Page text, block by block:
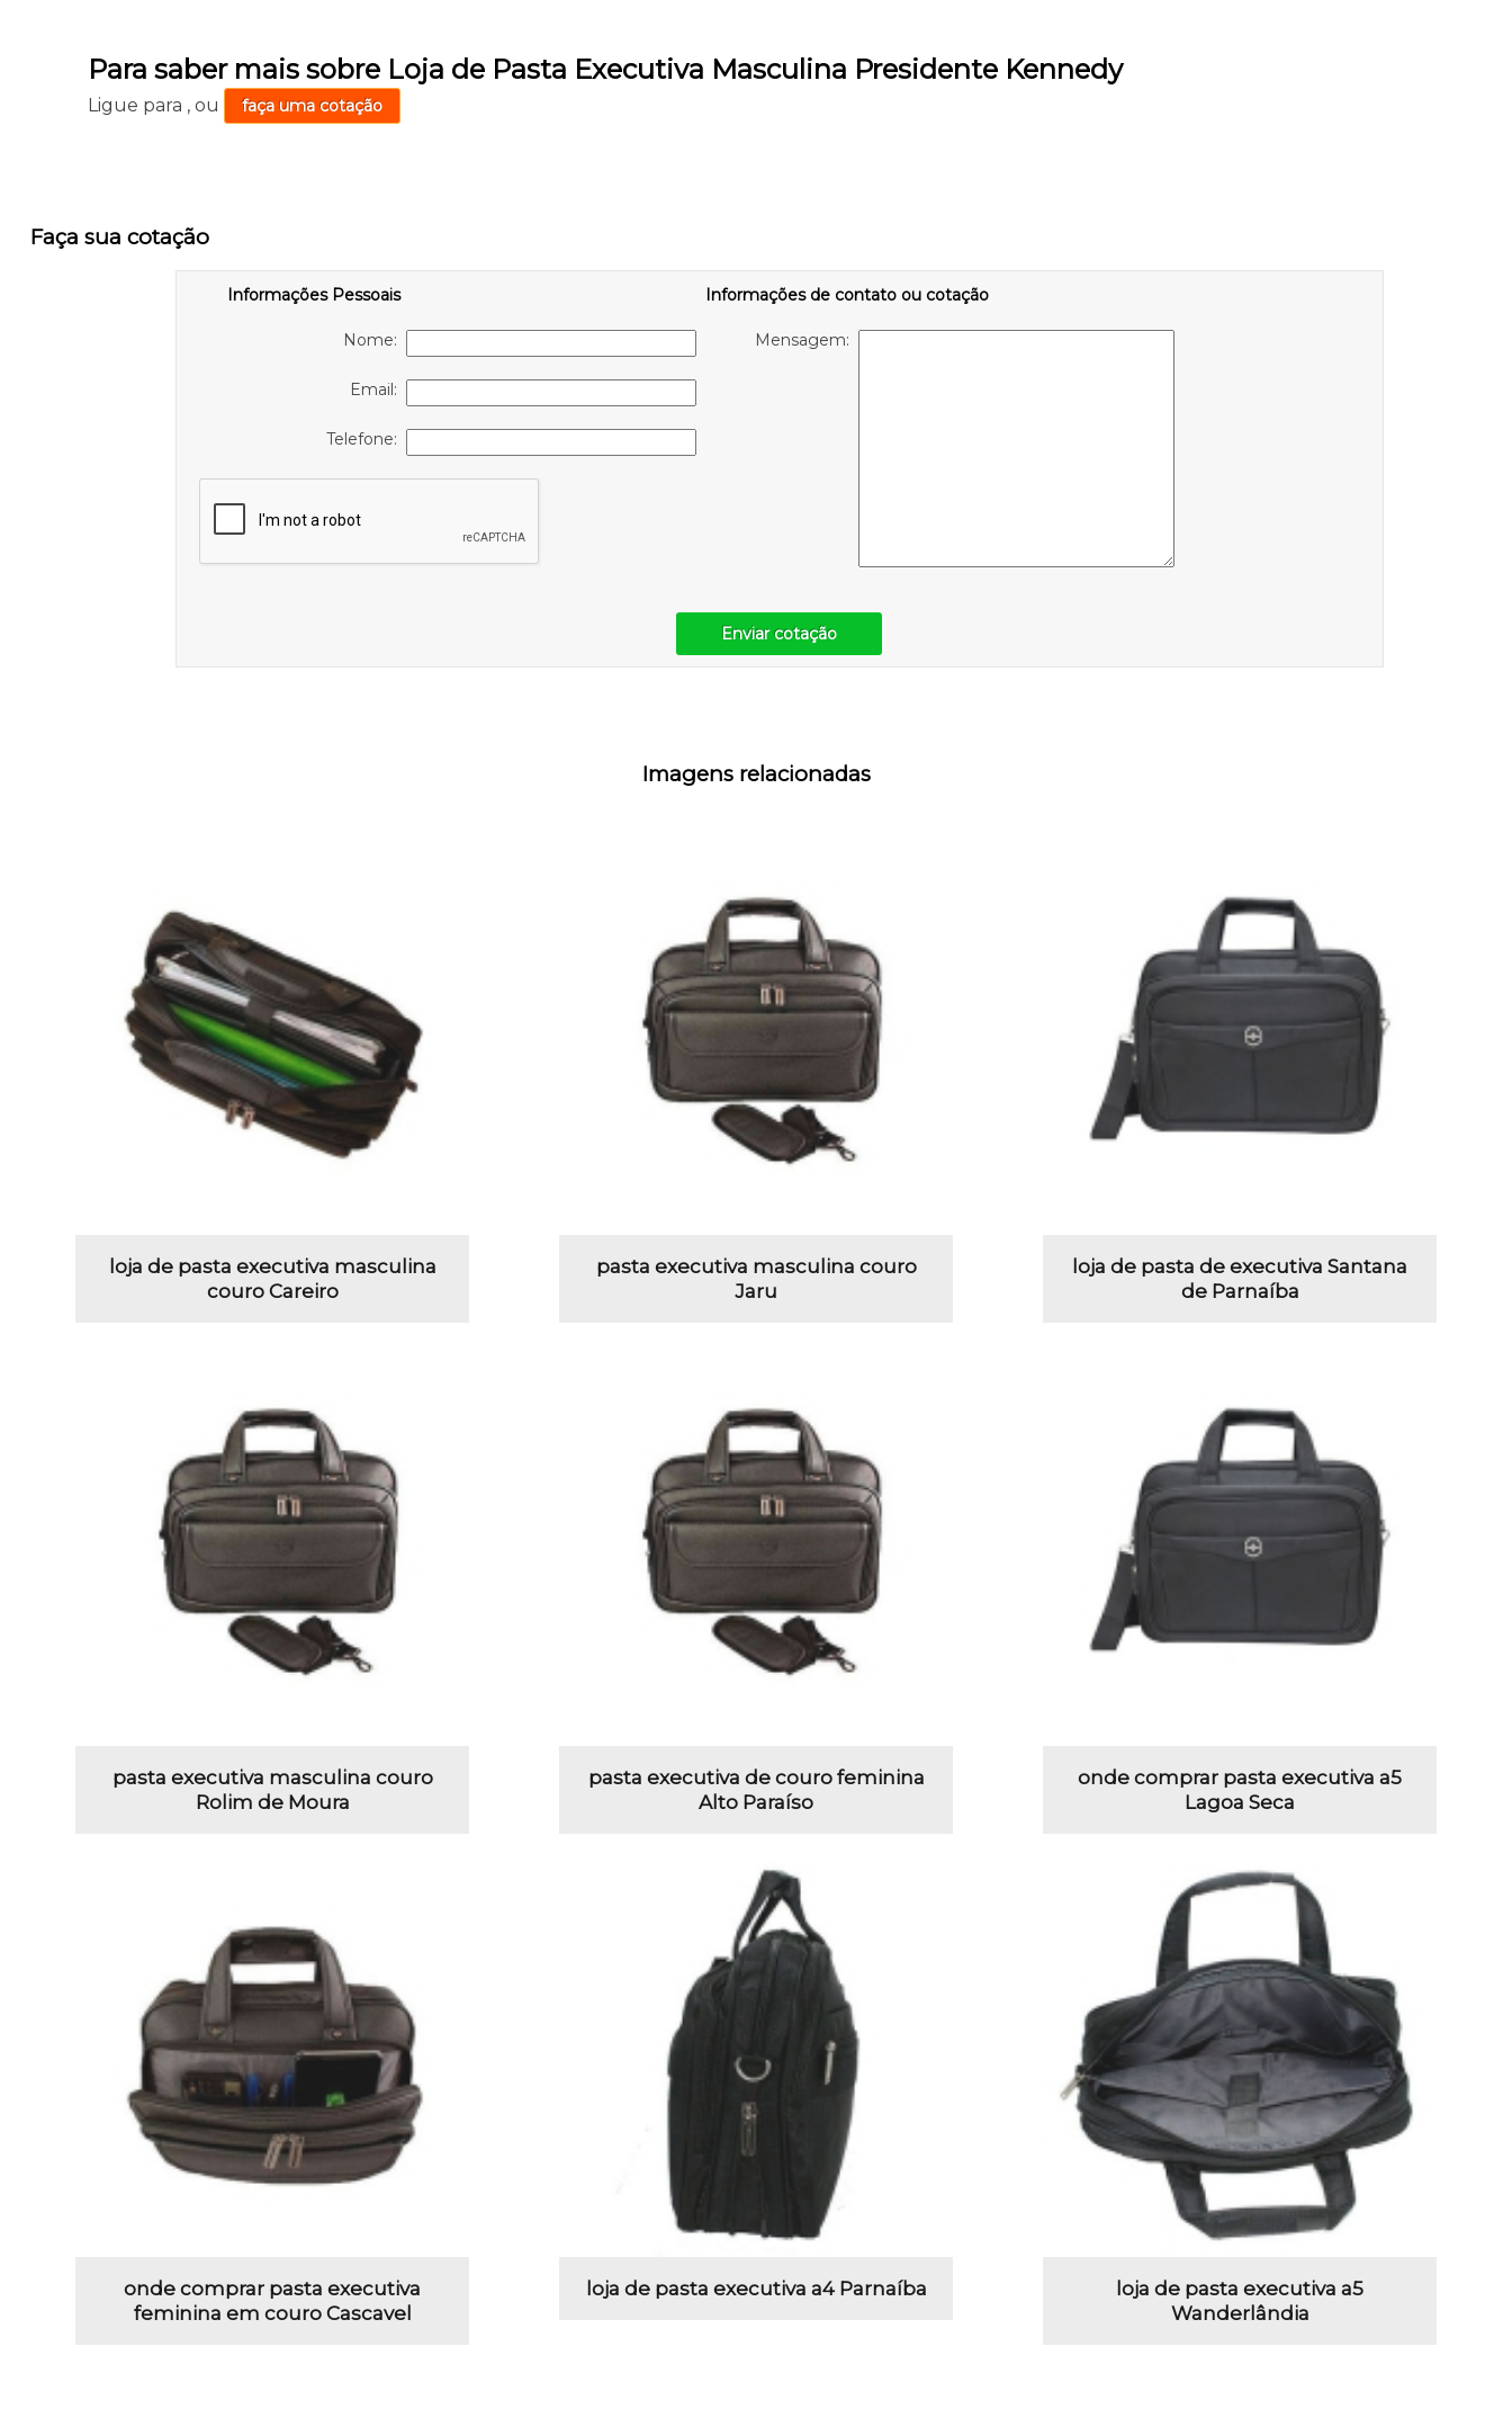
Para saber mais sobre Loja de Pasta Executiva Masculina Presidente Kennedy
Ligue para ,ou faça uma cotação
Faça sua cotação
Informações Pessoais
Nome:
Email:
Telefone:
Informações de contato ou cotação
Mensagem:
Enviar cotação
Imagens relacionadas
loja de pasta executiva masculina
couro Careiro
pasta executiva masculina couro
Jaru
loja de pasta de executiva Santana
de Parnaíba
pasta executiva masculina couro
Rolim de Moura
pasta executiva de couro feminina
Alto Paraíso
onde comprar pasta executiva a5
Lagoa Seca
onde comprar pasta executiva
feminina em couro Cascavel
loja de pasta executiva a4 Parnaíba
loja de pasta executiva a5
Wanderlândia